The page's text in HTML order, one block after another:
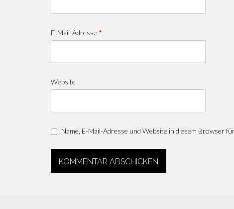
E-Mail-Adresse *
Website
Name, E-Mail-Adresse und Website in diesem Browser